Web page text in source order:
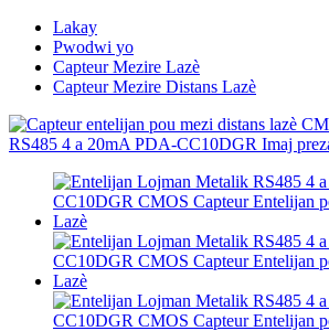
Lakay
Pwodwi yo
Capteur Mezire Lazè
Capteur Mezire Distans Lazè